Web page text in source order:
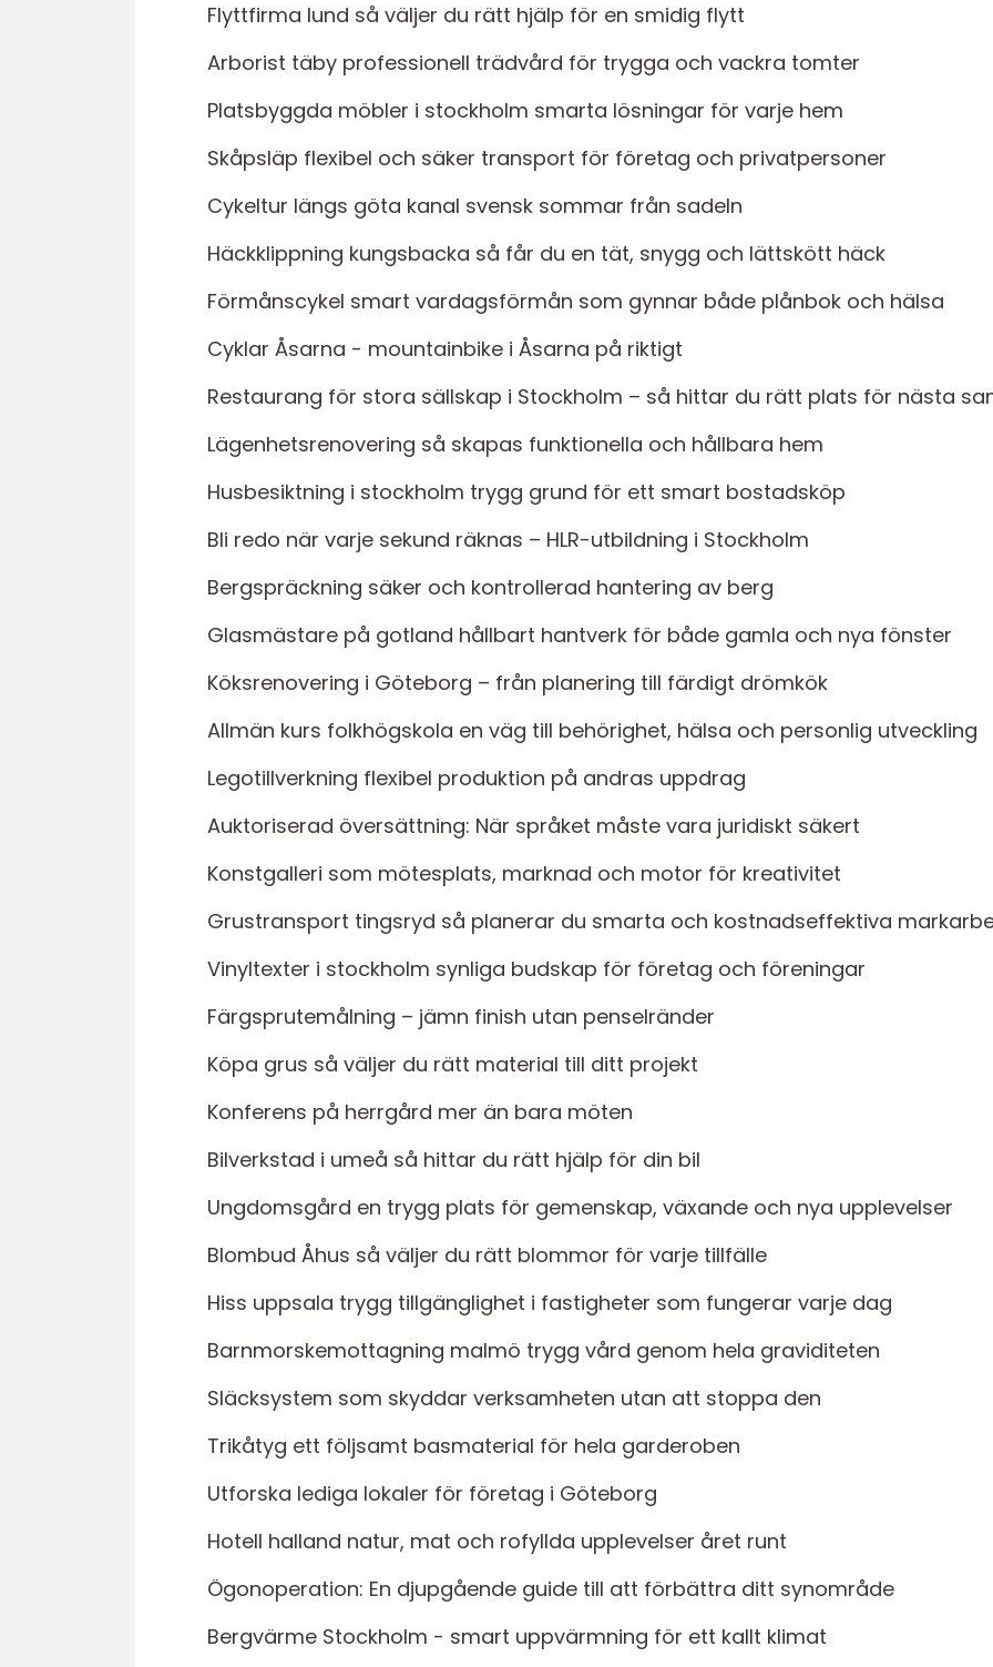
Flyttfirma lund så väljer du rätt hjälp för en smidig flytt
Arborist täby professionell trädvård för trygga och vackra tomter
Platsbyggda möbler i stockholm smarta lösningar för varje hem
Skåpsläp flexibel och säker transport för företag och privatpersoner
Cykeltur längs göta kanal svensk sommar från sadeln
Häckklippning kungsbacka så får du en tät, snygg och lättskött häck
Förmånscykel smart vardagsförmån som gynnar både plånbok och hälsa
Cyklar Åsarna - mountainbike i Åsarna på riktigt
Restaurang för stora sällskap i Stockholm – så hittar du rätt plats för nästa
Lägenhetsrenovering så skapas funktionella och hållbara hem
Husbesiktning i stockholm trygg grund för ett smart bostadsköp
Bli redo när varje sekund räknas – HLR-utbildning i Stockholm
Bergspräckning säker och kontrollerad hantering av berg
Glasmästare på gotland hållbart hantverk för både gamla och nya fönster
Köksrenovering i Göteborg – från planering till färdigt drömkök
Allmän kurs folkhögskola en väg till behörighet, hälsa och personlig utveckling
Legotillverkning flexibel produktion på andras uppdrag
Auktoriserad översättning: När språket måste vara juridiskt säkert
Konstgalleri som mötesplats, marknad och motor för kreativitet
Grustransport tingsryd så planerar du smarta och kostnadseffektiva
Vinyltexter i stockholm synliga budskap för företag och föreningar
Färgsprutemålning – jämn finish utan penselränder
Köpa grus så väljer du rätt material till ditt projekt
Konferens på herrgård mer än bara möten
Bilverkstad i umeå så hittar du rätt hjälp för din bil
Ungdomsgård en trygg plats för gemenskap, växande och nya upplevelser
Blombud Åhus så väljer du rätt blommor för varje tillfälle
Hiss uppsala trygg tillgänglighet i fastigheter som fungerar varje dag
Barnmorskemottagning malmö trygg vård genom hela graviditeten
Släcksystem som skyddar verksamheten utan att stoppa den
Trikåtyg ett följsamt basmaterial för hela garderoben
Utforska lediga lokaler för företag i Göteborg
Hotell halland natur, mat och rofyllda upplevelser året runt
Ögonoperation: En djupgående guide till att förbättra ditt synområde
Bergvärme Stockholm - smart uppvärmning för ett kallt klimat